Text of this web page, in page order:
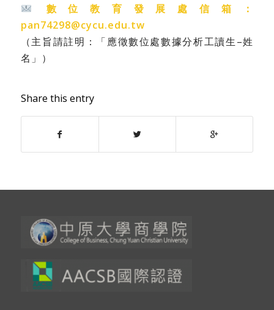
數位教育發展處信箱：
pan74298@cycu.edu.tw
（主旨請註明：「應徵數位處數據分析工讀生–姓
名」）
Share this entry